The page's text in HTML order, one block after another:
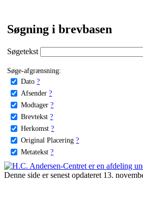
Søgning i brevbasen
Søgetekst
Søge-afgrænsning:
Dato ?
Afsender ?
Modtager ?
Brevtekst ?
Herkomst ?
Original Placering ?
Metatekst ?
Denne side er senest opdateret 13.